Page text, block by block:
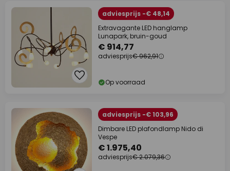
adviesprijs -€ 48,14
Extravagante LED hanglamp
Lunapark, bruin-goud
€ 914,77
adviesprijs€ 962,91
Op voorraad
adviesprijs -€ 103,96
Dimbare LED plafondlamp Nido di
Vespe
€ 1.975,40
adviesprijs€ 2.079,36